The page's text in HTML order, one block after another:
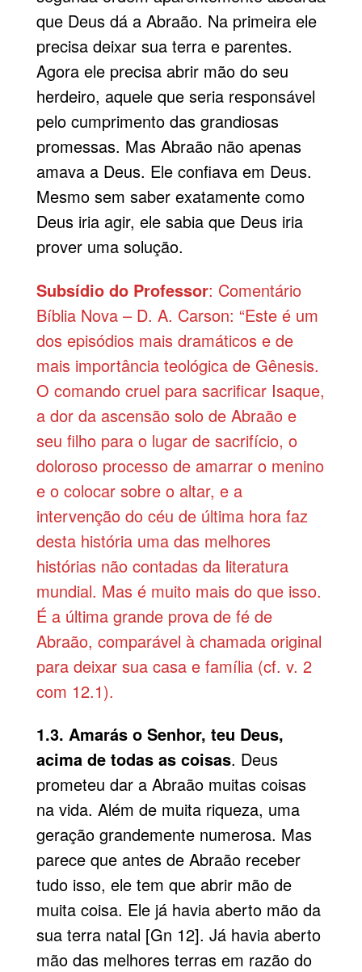
que Deus dá a Abraão. Na primeira ele
precisa deixar sua terra e parentes.
Agora ele precisa abrir mão do seu
herdeiro, aquele que seria responsável
pelo cumprimento das grandiosas
promessas. Mas Abraão não apenas
amava a Deus. Ele confiava em Deus.
Mesmo sem saber exatamente como
Deus iria agir, ele sabia que Deus iria
prover uma solução.
Subsídio do Professor: Comentário
Bíblia Nova – D. A. Carson: “Este é um
dos episódios mais dramáticos e de
mais importância teológica de Gênesis.
O comando cruel para sacrificar Isaque,
a dor da ascensão solo de Abraão e
seu filho para o lugar de sacrifício, o
doloroso processo de amarrar o menino
e o colocar sobre o altar, e a
intervenção do céu de última hora faz
desta história uma das melhores
histórias não contadas da literatura
mundial. Mas é muito mais do que isso.
É a última grande prova de fé de
Abraão, comparável à chamada original
para deixar sua casa e família (cf. v. 2
com 12.1).
1.3. Amarás o Senhor, teu Deus,
acima de todas as coisas. Deus
prometeu dar a Abraão muitas coisas
na vida. Além de muita riqueza, uma
geração grandemente numerosa. Mas
parece que antes de Abraão receber
tudo isso, ele tem que abrir mão de
muita coisa. Ele já havia aberto mão da
sua terra natal [Gn 12]. Já havia aberto
mão das melhores terras em razão do